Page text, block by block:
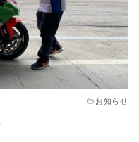
お知らせ